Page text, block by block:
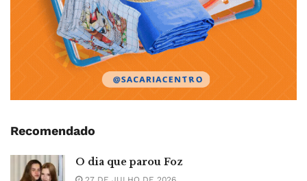
Recomendado
O dia que parou Foz